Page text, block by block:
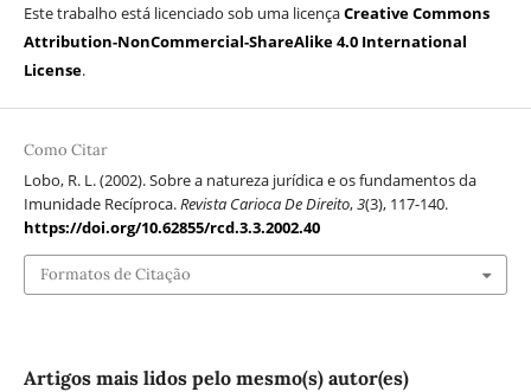
Este trabalho está licenciado sob uma licençaCreative Commons
Attribution-NonCommercial-ShareAlike 4.0 International
License.
Como Citar
Lobo, R. L. (2002). Sobre a natureza jurídica e os fundamentos da
Imunidade Recíproca.Revista Carioca De Direito,3(3), 117-140.
https://doi.org/10.62855/rcd.3.3.2002.40
Formatos de Citação
Artigos mais lidos pelo mesmo(s) autor(es)